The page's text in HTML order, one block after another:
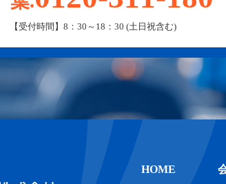
【受付時間】8：30～18：30 (土日祝含む)
HOME